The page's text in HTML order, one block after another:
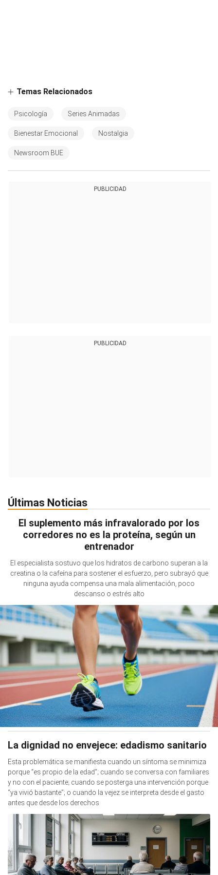
Temas Relacionados
Psicología Series Animadas
Bienestar Emocional Nostalgia
Newsroom BUE
PUBLICIDAD
PUBLICIDAD
Últimas Noticias
El suplemento más infravalorado por los
corredores no es la proteína, según un
entrenador
El especialista sostuvo que los hidratos de carbono superan a la
creatina o la cafeína para sostener el esfuerzo, pero subrayó que
ninguna ayuda compensa una mala alimentación, poco
descanso o estrés alto
La dignidad no envejece: edadismo sanitario
Esta problemática se manifiesta cuando un síntoma se minimiza
porque “es propio de la edad”; cuando se conversa con familiares
y no con el paciente; cuando se posterga una intervención porque
“ya vivió bastante”; o cuando la vejez se interpreta desde el gasto
antes que desde los derechos